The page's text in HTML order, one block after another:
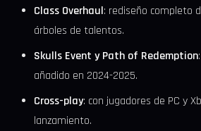
Class Overhaul: rediseño completo
árboles de talentos.
Skulls Event y Path of Redemption
añadido en 2024-2025.
Cross-play: con jugadores de PC y
lanzamiento.